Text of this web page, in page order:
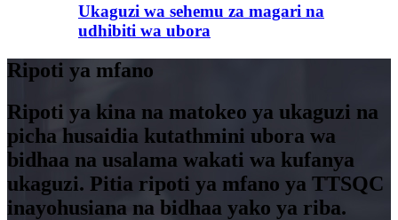
Ukaguzi wa sehemu za magari na
udhibiti wa ubora
Ripoti ya mfano
Ripoti ya kina na matokeo ya ukaguzi na
picha husaidia kutathmini ubora wa
bidhaa na usalama wakati wa kufanya
ukaguzi. Pitia ripoti ya mfano ya TTSQC
inayohusiana na bidhaa yako ya riba.